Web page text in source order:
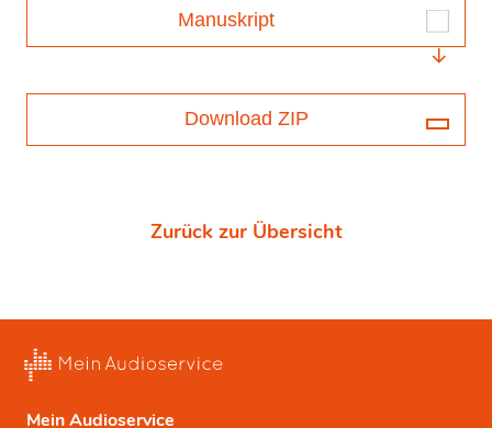
Manuskript
Download ZIP
Zurück zur Übersicht
Mein Audioservice